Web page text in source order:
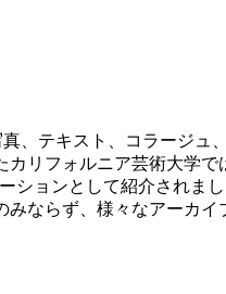
、テキスト、コラージュ
リフォルニア芸術大学で
ションとして紹介されま
ならず、様々なアーカイ